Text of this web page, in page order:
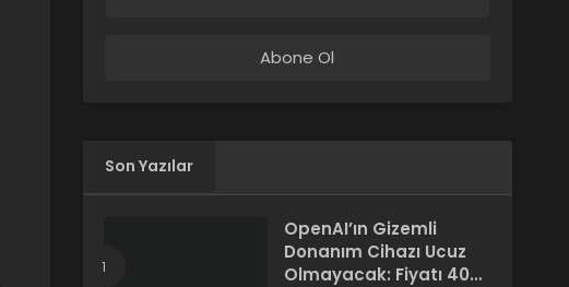
Son Yazılar
OpenAI’ın Gizemli
Donanım Cihazı Ucuz
Olmayacak: Fiyatı 400